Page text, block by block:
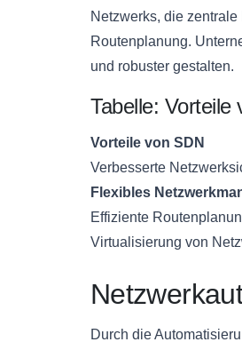
Netzwerks, die
Routenplanung.
und robuster gestalten.
Tabelle: Vorteile
Vorteile von SDN
Verbesserte
Flexibles
Effiziente
Virtualisierung von
Durch die